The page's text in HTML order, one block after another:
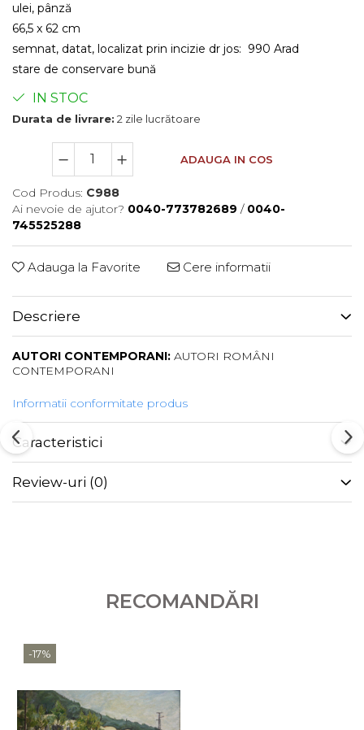
ulei, pânză
66,5 x 62 cm
semnat, datat, localizat prin incizie dr jos: 990 Arad
stare de conservare bună
IN STOC
Durata de livrare: 2 zile lucrătoare
ADAUGA IN COS
Cod Produs: C988
Ai nevoie de ajutor? 0040-773782689 / 0040-
745525288
Adauga la Favorite Cere informatii
Descriere
AUTORI CONTEMPORANI: AUTORI ROMÂNI
CONTEMPORANI
Informatii conformitate produs
Caracteristici
Review-uri (0)
RECOMANDĂRI
-17%